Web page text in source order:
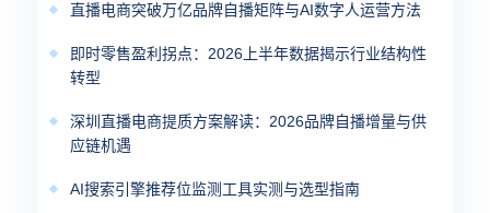
直播电商突破万亿品牌自播矩阵与AI数字人运营方法
即时零售盈利拐点：2026上半年数据揭示行业结构性
转型
深圳直播电商提质方案解读：2026品牌自播增量与供
应链机遇
AI搜索引擎推荐位监测工具实测与选型指南